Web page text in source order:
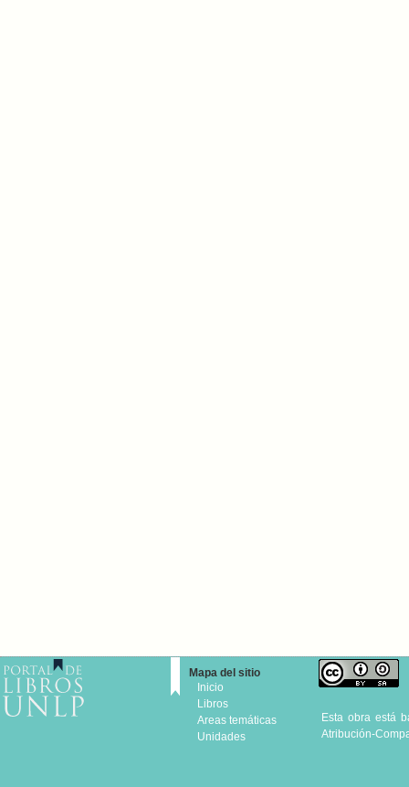
Mapa del sitio
Inicio
Libros
Areas temáticas
Unidades
Esta obra está
Atribución-